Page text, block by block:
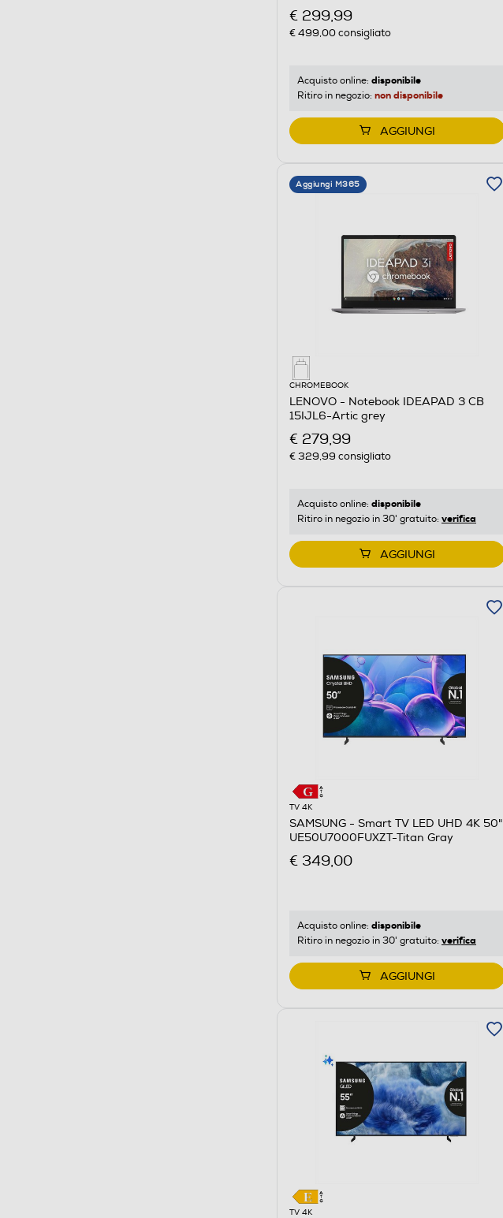
€ 299,99
€ 499,00consigliato
Acquisto online: disponibile
Ritiro in negozio: non disponibile
AGGIUNGI
Aggiungi M365
CHROMEBOOK
LENOVO - Notebook IDEAPAD 3 CB
15IJL6-Artic grey
€ 279,99
€ 329,99 consigliato
Acquisto online: disponibile
Ritiro in negozio in 30' gratuito: verifica
AGGIUNGI
TV 4K
SAMSUNG - Smart TV LED UHD 4K 50"
UE50U7000FUXZT-Titan Gray
€ 349,00
Acquisto online: disponibile
Ritiro in negozio in 30' gratuito: verifica
AGGIUNGI
TV 4K